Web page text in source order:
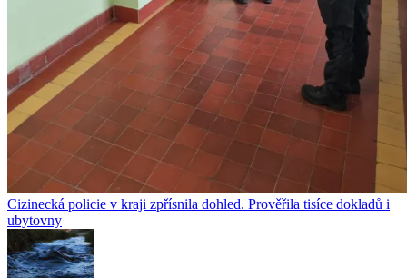
Cizinecká policie v kraji zpřísnila dohled. Prověřila tisíce dokladů i
ubytovny